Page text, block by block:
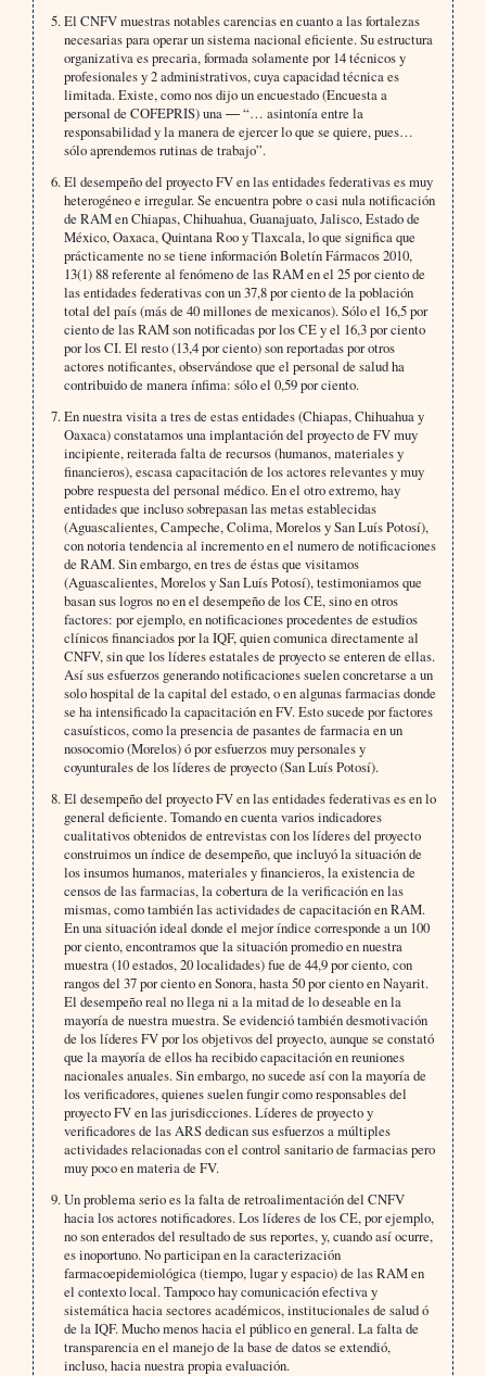
El CNFV muestras notables carencias en cuanto a las fortalezas
necesarias para operar un sistema nacional eficiente. Su estructura
organizativa es precaria, formada solamente por 14 técnicos y
profesionales y 2 administrativos, cuya capacidad técnica es
limitada. Existe, como nos dijo un encuestado (Encuesta a
personal de COFEPRIS) una ― “… asintonía entre la
responsabilidad y la manera de ejercer lo que se quiere, pues…
sólo aprendemos rutinas de trabajo”.
El desempeño del proyecto FV en las entidades federativas es muy
heterogéneo e irregular. Se encuentra pobre o casi nula notificación
de RAM en Chiapas, Chihuahua, Guanajuato, Jalisco, Estado de
México, Oaxaca, Quintana Roo y Tlaxcala, lo que significa que
prácticamente no se tiene información Boletín Fármacos 2010,
13(1) 88 referente al fenómeno de las RAM en el 25 por ciento de
las entidades federativas con un 37,8 por ciento de la población
total del país (más de 40 millones de mexicanos). Sólo el 16,5 por
ciento de las RAM son notificadas por los CE y el 16,3 por ciento
por los CI. El resto (13,4 por ciento) son reportadas por otros
actores notificantes, observándose que el personal de salud ha
contribuido de manera ínfima: sólo el 0,59 por ciento.
En nuestra visita a tres de estas entidades (Chiapas, Chihuahua y
Oaxaca) constatamos una implantación del proyecto de FV muy
incipiente, reiterada falta de recursos (humanos, materiales y
financieros), escasa capacitación de los actores relevantes y muy
pobre respuesta del personal médico. En el otro extremo, hay
entidades que incluso sobrepasan las metas establecidas
(Aguascalientes, Campeche, Colima, Morelos y San Luís Potosí),
con notoria tendencia al incremento en el numero de notificaciones
de RAM. Sin embargo, en tres de éstas que visitamos
(Aguascalientes, Morelos y San Luís Potosí), testimoniamos que
basan sus logros no en el desempeño de los CE, sino en otros
factores: por ejemplo, en notificaciones procedentes de estudios
clínicos financiados por la IQF, quien comunica directamente al
CNFV, sin que los líderes estatales de proyecto se enteren de ellas.
Así sus esfuerzos generando notificaciones suelen concretarse a un
solo hospital de la capital del estado, o en algunas farmacias donde
se ha intensificado la capacitación en FV. Esto sucede por factores
casuísticos, como la presencia de pasantes de farmacia en un
nosocomio (Morelos) ó por esfuerzos muy personales y
coyunturales de los líderes de proyecto (San Luís Potosí).
El desempeño del proyecto FV en las entidades federativas es en lo
general deficiente. Tomando en cuenta varios indicadores
cualitativos obtenidos de entrevistas con los líderes del proyecto
construimos un índice de desempeño, que incluyó la situación de
los insumos humanos, materiales y financieros, la existencia de
censos de las farmacias, la cobertura de la verificación en las
mismas, como también las actividades de capacitación en RAM.
En una situación ideal donde el mejor índice corresponde a un 100
por ciento, encontramos que la situación promedio en nuestra
muestra (10 estados, 20 localidades) fue de 44,9 por ciento, con
rangos del 37 por ciento en Sonora, hasta 50 por ciento en Nayarit.
El desempeño real no llega ni a la mitad de lo deseable en la
mayoría de nuestra muestra. Se evidenció también desmotivación
de los líderes FV por los objetivos del proyecto, aunque se constató
que la mayoría de ellos ha recibido capacitación en reuniones
nacionales anuales. Sin embargo, no sucede así con la mayoría de
los verificadores, quienes suelen fungir como responsables del
proyecto FV en las jurisdicciones. Líderes de proyecto y
verificadores de las ARS dedican sus esfuerzos a múltiples
actividades relacionadas con el control sanitario de farmacias pero
muy poco en materia de FV.
Un problema serio es la falta de retroalimentación del CNFV
hacia los actores notificadores. Los líderes de los CE, por ejemplo,
no son enterados del resultado de sus reportes, y, cuando así ocurre,
es inoportuno. No participan en la caracterización
farmacoepidemiológica (tiempo, lugar y espacio) de las RAM en
el contexto local. Tampoco hay comunicación efectiva y
sistemática hacia sectores académicos, institucionales de salud ó
de la IQF. Mucho menos hacia el público en general. La falta de
transparencia en el manejo de la base de datos se extendió,
incluso, hacia nuestra propia evaluación.